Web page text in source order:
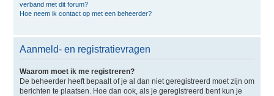
verband met dit forum?
Hoe neem ik contact op met een beheerder?
Aanmeld- en registratievragen
Waarom moet ik me registreren?
De beheerder heeft bepaalt of je al dan niet geregistreerd moet zijn om
berichten te plaatsen. Hoe dan ook, als je geregistreerd bent kun je